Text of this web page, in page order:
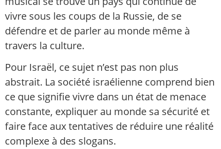
vivre sous les coups de la Russie, de se
défendre et de parler au monde même à
travers la culture.
Pour Israël, ce sujet n’est pas non plus
abstrait. La société israélienne comprend bien
ce que signifie vivre dans un état de menace
constante, expliquer au monde sa sécurité et
faire face aux tentatives de réduire une réalité
complexe à des slogans.